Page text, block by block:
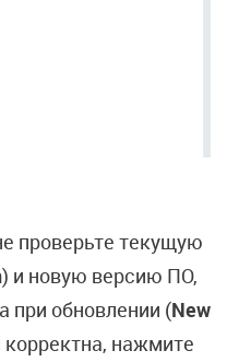
проверьте текущую
) и новую версию ПО,
при обновлении (New
нажмите